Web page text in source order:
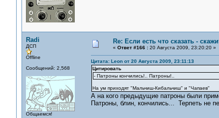
Radi
ДСП
Offline
Сообщений: 2,568
Общаемся!
Re: Если есть что сказать -
« Ответ #166 :20 Августа 2009, 23:20:20 »
Цитата: Leon от 20 Августа 2009, 23:11:13
Цитировать
- Патроны кончились!.. Патроны!..
На ум приходят "Мальчиш-Кибальчиш" и "Чапаев"
А на кого предыдущие патроны были
Патроны, блин, кончились... Терпеть не